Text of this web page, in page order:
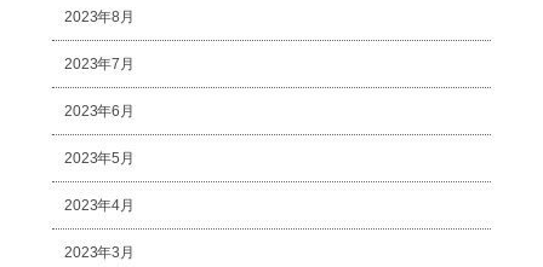
2023年8月
2023年7月
2023年6月
2023年5月
2023年4月
2023年3月